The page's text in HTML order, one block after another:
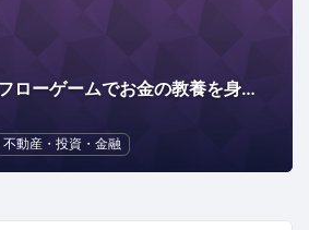
キャッシュフローゲームでお金の教養を身につけようin東京
不動産・投資・金融